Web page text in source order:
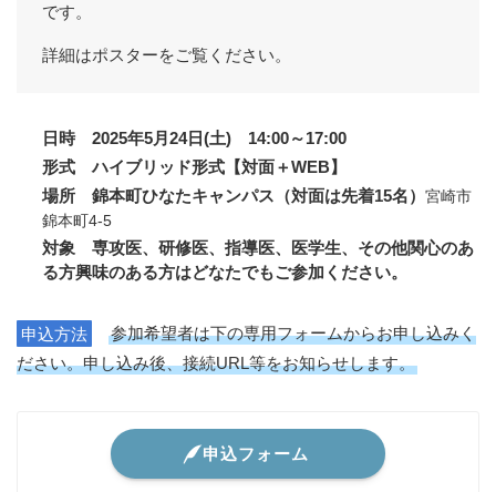
です。
詳細はポスターをご覧ください。
日時 2025年5月24日(土) 14:00～17:00
形式 ハイブリッド形式【対面＋WEB】
場所 錦本町ひなたキャンパス（対面は先着15名） 宮崎市
錦本町4-5
対象 専攻医、研修医、指導医、医学生、その他関心のあ
る方興味のある方はどなたでもご参加ください。
申込方法
参加希望者は下の専用フォームからお申し込みく
ださい。申し込み後、接続URL等をお知らせします。
申込フォーム